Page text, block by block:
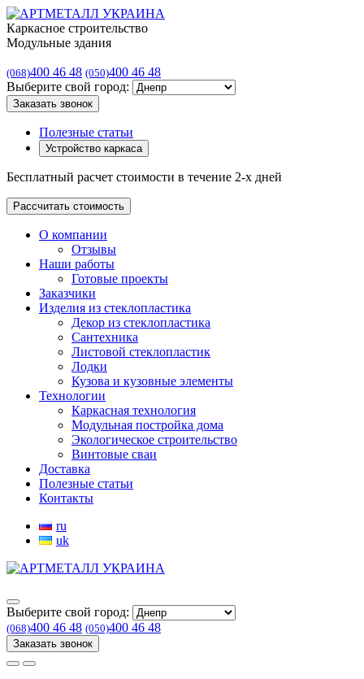
Каркасное строительство
Модульные здания
(068)400 46 48 (050)400 46 48
Выберите свой город:
Заказать звонок
Полезные статьи
Устройство каркаса
Бесплатный расчет стоимости в течение 2-х дней
Рассчитать стоимость
О компании
Отзывы
Наши работы
Готовые проекты
Заказчики
Изделия из стеклопластика
Декор из стеклопластика
Сантехника
Листовой стеклопластик
Лодки
Кузова и кузовные элементы
Технологии
Каркасная технология
Модульная постройка дома
Экологическое строительство
Винтовые сваи
Доставка
Полезные статьи
Контакты
ru
uk
Выберите свой город:
(068)400 46 48 (050)400 46 48
Заказать звонок